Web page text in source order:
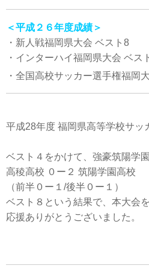
＜平成２６年度成績＞
・新人戦福岡県大会 ベスト8
・インターハイ福岡県大会 ベス
・全国高校サッカー選手権福岡
平成28年度 福岡県高等学校サッ
ベスト４をかけて、強豪筑陽学
高稜高校 ０ー２ 筑陽学園高校
（前半０ー１/後半０ー１）
ベスト８という結果で、本大会
応援ありがとうございました。